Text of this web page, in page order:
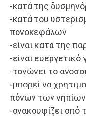
-κατά της
-κατά του
πονοκεφάλων
-είναι κατά της
-είναι ευεργετικό
-τονώνει το
-μπορεί να
πόνων των νηπίων
-ανακουφίζει από